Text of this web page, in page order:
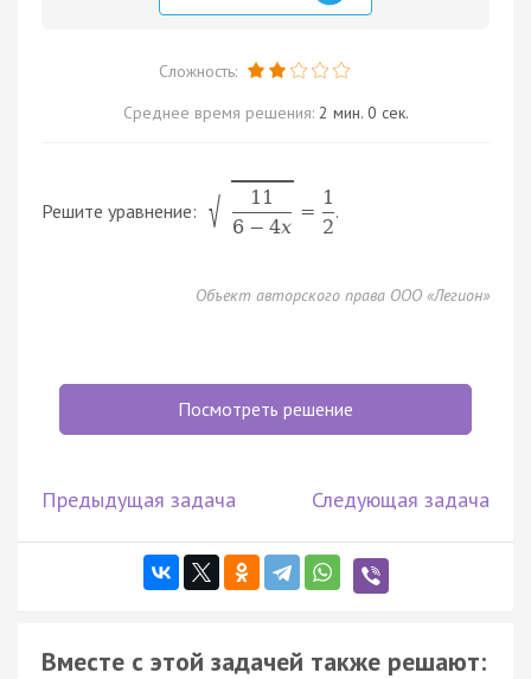
Сложность:
Среднее время решения: 2 мин. 0 сек.
Решите уравнение: √
11
6 − 4x
=
1
2
.
Объект авторского права ООО «Легион»
Посмотреть решение
Предыдущая задача Следующая задача
Вместе с этой задачей также решают: